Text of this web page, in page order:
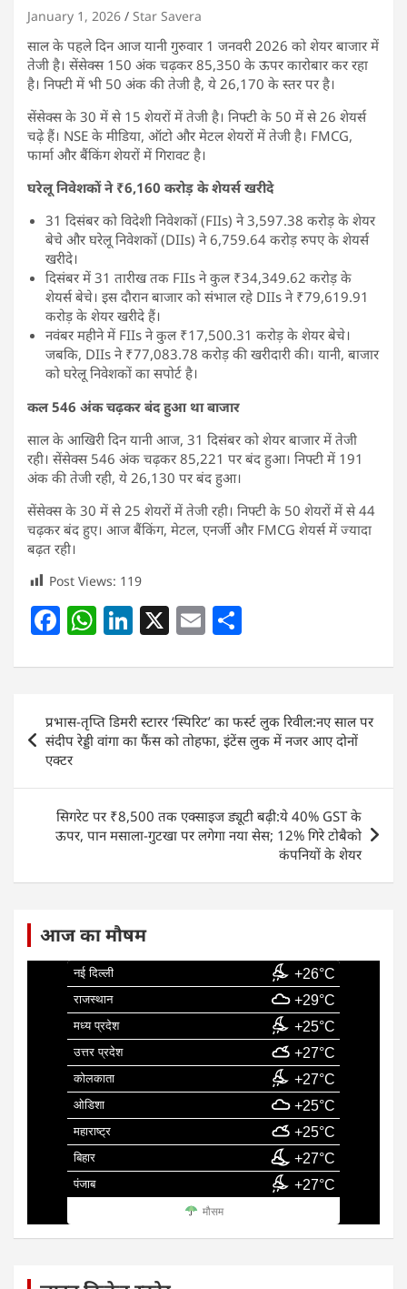
January 1, 2026 Star Savera
साल के पहले दिन आज यानी गुरुवार 1 जनवरी 2026 को शेयर बाजार में
तेजी है। सेंसेक्स 150 अंक चढ़कर 85,350 के ऊपर कारोबार कर रहा
है। निफ्टी में भी 50 अंक की तेजी है, ये 26,170 के स्तर पर है।
सेंसेक्स के 30 में से 15 शेयरों में तेजी है। निफ्टी के 50 में से 26 शेयर्स
चढ़े हैं। NSE के मीडिया, ऑटो और मेटल शेयरों में तेजी है। FMCG,
फार्मा और बैंकिंग शेयरों में गिरावट है।
घरेलू निवेशकों ने ₹6,160 करोड़ के शेयर्स खरीदे
31 दिसंबर को विदेशी निवेशकों (FIIs) ने 3,597.38 करोड़ के शेयर
बेचे और घरेलू निवेशकों (DIIs) ने 6,759.64 करोड़ रुपए के शेयर्स
खरीदे।
दिसंबर में 31 तारीख तक FIIs ने कुल ₹34,349.62 करोड़ के
शेयर्स बेचे। इस दौरान बाजार को संभाल रहे DIIs ने ₹79,619.91
करोड़ के शेयर खरीदे हैं।
नवंबर महीने में FIIs ने कुल ₹17,500.31 करोड़ के शेयर बेचे।
जबकि, DIIs ने ₹77,083.78 करोड़ की खरीदारी की। यानी, बाजार
को घरेलू निवेशकों का सपोर्ट है।
कल 546 अंक चढ़कर बंद हुआ था बाजार
साल के आखिरी दिन यानी आज, 31 दिसंबर को शेयर बाजार में तेजी
रही। सेंसेक्स 546 अंक चढ़कर 85,221 पर बंद हुआ। निफ्टी में 191
अंक की तेजी रही, ये 26,130 पर बंद हुआ।
सेंसेक्स के 30 में से 25 शेयरों में तेजी रही। निफ्टी के 50 शेयरों में से 44
चढ़कर बंद हुए। आज बैंकिंग, मेटल, एनर्जी और FMCG शेयर्स में ज्यादा
बढ़त रही।
Post Views: 119
F
c
e
b
o
o
k
W
at
s
A
p
Li
k
e
dI
X E
ai
l
ar
e
navigation
प्रभास-तृप्ति डिमरी स्टारर ‘स्पिरिट’ का फर्स्ट लुक रिवील:नए साल पर
संदीप रेड्डी वांगा का फैंस को तोहफा, इंटेंस लुक में नजर आए दोनों
एक्टर
सिगरेट पर ₹8,500 तक एक्साइज ड्यूटी बढ़ी:ये 40% GST के
ऊपर, पान मसाला-गुटखा पर लगेगा नया सेस; 12% गिरे टोबैको
कंपनियों के शेयर
आज का मौषम
नई दिल्ली +26°C
राजस्थान +29°C
मध्य प्रदेश +25°C
उत्तर प्रदेश +27°C
कोलकाता +27°C
ओडिशा +25°C
महाराष्ट्र +25°C
बिहार +27°C
पंजाब +27°C
मौसम